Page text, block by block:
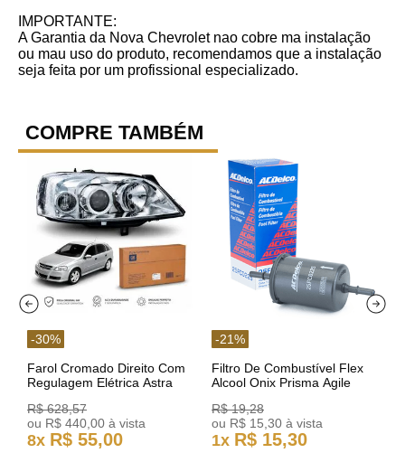
IMPORTANTE:
A Garantia da Nova Chevrolet nao cobre ma instalação
ou mau uso do produto, recomendamos que a instalação
seja feita por um profissional especializado.
COMPRE TAMBÉM
-30%
Farol Cromado Direito Com
Regulagem Elétrica Astra
R$ 628,57
ou R$ 440 00 à vista
8x R$ 55,00
-21%
Filtro De Combustível Flex
Alcool Onix Prisma Agile
25FC0225 ACDelco
R$ 19,28
ou R$ 15 30 à vista
1x R$ 15,30